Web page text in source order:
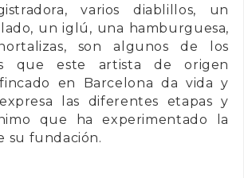
varios diablillos, un
un iglú, una hamburguesa,
son algunos de los
que este artista de origen
en Barcelona da vida y
las diferentes etapas y
que ha experimentado la
su fundación.